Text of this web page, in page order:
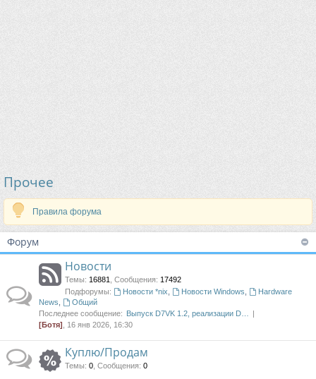
Прочее
Правила форума
Форум
Новости
Темы: 16881 Сообщения: 17492
Подфорумы:
Новости *nix Новости Windows
Hardware
News
Общий
Последнее сообщение: Выпуск D7VK 1.2, реализации D…
[Ботя] , 16 янв 2026, 16:30
Куплю/Продам
Темы: 0 Сообщения: 0